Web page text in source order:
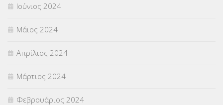
Ιούνιος 2024
Μάιος 2024
Απρίλιος 2024
Μάρτιος 2024
Φεβρουάριος 2024